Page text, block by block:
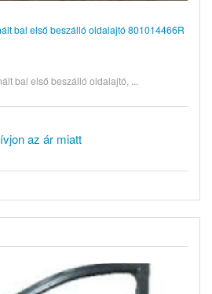
bal első beszálló oldalajtó 801014466R
bal első beszálló oldalajtó, ...
az ár miatt